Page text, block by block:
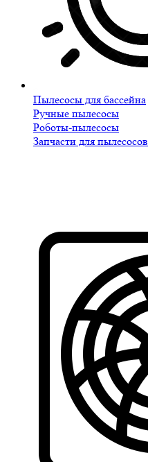
Пылесосы для бассейна
Ручные пылесосы
Роботы-пылесосы
Запчасти для пылесосов